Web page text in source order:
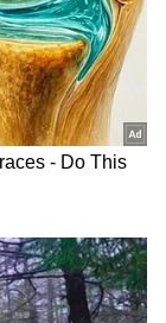
చెప్పలేదు. ఫైనల్
ఫైనల్ కి